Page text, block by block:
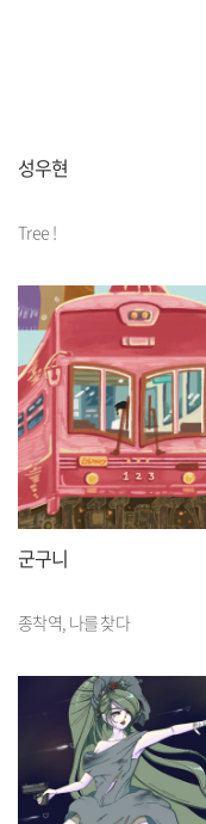
성우현
Tree !
군구니
종착역, 나를 찾다